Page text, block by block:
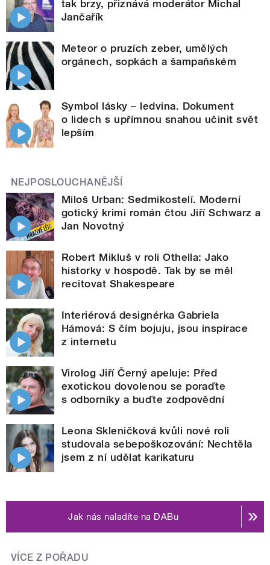
tak brzy, přiznává moderátor Michal
Jančařík
Meteor o pruzích zeber, umělých
orgánech, sopkách a šampaňském
Symbol lásky – ledvina. Dokument
o lidech s upřímnou snahou učinit svět
lepším
NEJPOSLOUCHANĚJŠÍ
Miloš Urban: Sedmikostelí. Moderní
gotický krimi román čtou Jiří Schwarz a
Jan Novotný
Robert Mikluš v roli Othella: Jako
historky v hospodě. Tak by se měl
recitovat Shakespeare
Interiérová designérka Gabriela
Hámová: S čím bojuju, jsou inspirace
z internetu
Virolog Jiří Černý apeluje: Před
exotickou dovolenou se poraďte
s odborníky a buďte zodpovědní
Leona Skleničková kvůli nové roli
studovala sebepoškozování: Nechtěla
jsem z ní udělat karikaturu
Jak nás naladíte na DABu
VÍCE Z POŘADU